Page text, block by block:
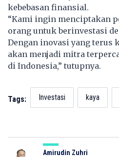
kebebasan finansial.
“Kami ingin menciptakan
orang untuk berinvestasi
Dengan inovasi yang terus
akan menjadi mitra
di Indonesia,” tutupnya.
Tags: Investasi kaya
Amirudin Zuhri